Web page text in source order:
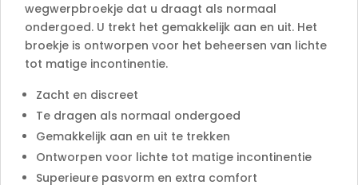
wegwerpbroekje dat u draagt als normaal
ondergoed. U trekt het gemakkelijk aan en uit. Het
broekje is ontworpen voor het beheersen van lichte
tot matige incontinentie.
Zacht en discreet
Te dragen als normaal ondergoed
Gemakkelijk aan en uit te trekken
Ontworpen voor lichte tot matige incontinentie
Superieure pasvorm en extra comfort